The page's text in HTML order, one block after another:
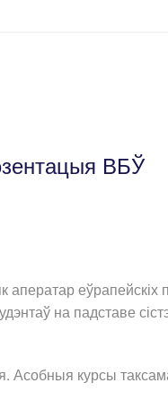
ВБЎ
аператар
на падставе
курсы